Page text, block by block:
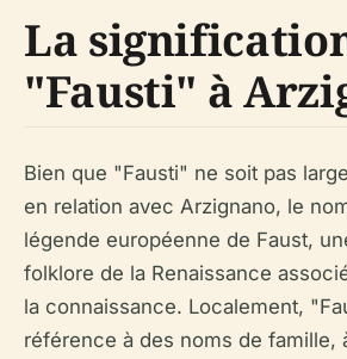
La
"Fausti" à
Bien que "Fausti" ne soit pas
en relation avec Arzignano, le
légende européenne de Faust,
folklore de la Renaissance
la connaissance. Localement,
référence à des noms de famille,